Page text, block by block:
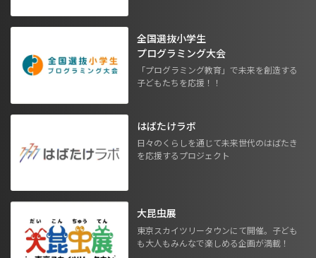
全国選抜小学生
プログラミング大会
「プログラミング教育」で未来を創造する
子どもたちを応援！！
はばたけラボ
日々のくらしを通じて未来世代のはばたき
を応援するプロジェクト
大昆虫展
東京スカイツリータウンにて開催。子ども
も大人もみんなで楽しめる企画が満載！